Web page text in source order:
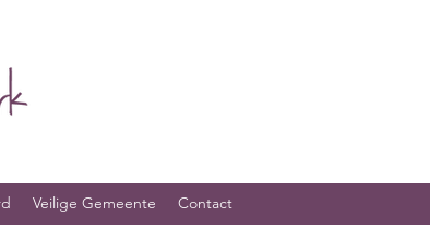
Veilige Gemeente Contact